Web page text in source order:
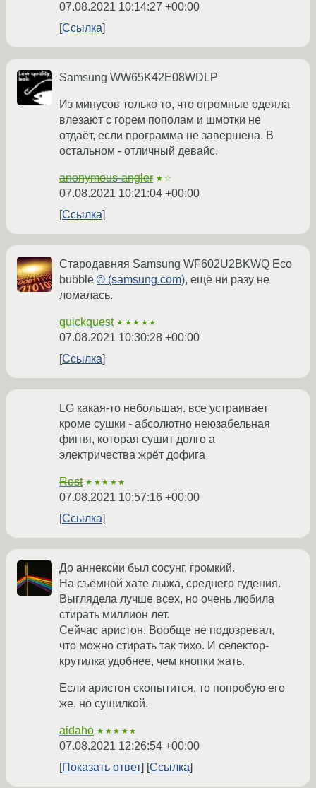
07.08.2021 10:14:27 +00:00
Ссылка
Samsung WW65K42E08WDLP
Из минусов только то, что огромные одеяла
влезают с горем пополам и шмотки не
отдаёт, если программа не завершена. В
остальном - отличный девайс.
anonymous-angler ★☆
07.08.2021 10:21:04 +00:00
Ссылка
Стародавняя Samsung WF602U2BKWQ Eco
bubble © (samsung.com), ещё ни разу не
ломалась.
quickquest ★★★★★
07.08.2021 10:30:28 +00:00
Ссылка
LG какая-то небольшая. все устраивает
кроме сушки - абсолютно неюзабельная
фигня, которая сушит долго а
электричества жрёт дофига
Rost ★★★★★
07.08.2021 10:57:16 +00:00
Ссылка
До аннексии был сосунг, громкий.
На съёмной хате лыжа, среднего гудения.
Выглядела лучше всех, но очень любила
стирать миллион лет.
Сейчас аристон. Вообще не подозревал,
что можно стирать так тихо. И селектор-
крутилка удобнее, чем кнопки жать.
Если аристон скопытится, то попробую его
же, но сушилкой.
aidaho ★★★★★
07.08.2021 12:26:54 +00:00
Показать ответ
Ссылка